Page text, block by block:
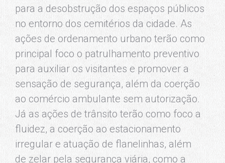
para a desobstrução dos espaços públicos
no entorno dos cemitérios da cidade. As
ações de ordenamento urbano terão como
principal foco o patrulhamento preventivo
para auxiliar os visitantes e promover a
sensação de segurança, além da coerção
ao comércio ambulante sem autorização.
Já as ações de trânsito terão como foco a
fluidez, a coerção ao estacionamento
irregular e atuação de flanelinhas, além
de zelar pela segurança viária, como a